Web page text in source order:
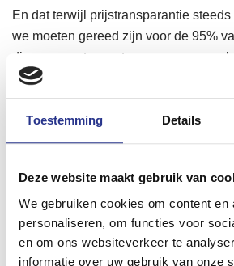
Toestemming Details
Deze website maakt gebruik van
We gebruiken cookies om content en
personaliseren, om functies voor
en om ons websiteverkeer te
informatie over uw gebruik van onze
En dat terwijl prijstransparantie
we moeten gereed zijn voor de 95%
die nog moet overstappen naar een
hen zijn deze problemen wellicht een
van de aanschaf van een EV. En het
er komen in de toekomst wellicht
vanwege de implementatie van slim
vaker en sneller.
Actiegroep voor prijstransparantie
Reden voor de NAL (Nationale